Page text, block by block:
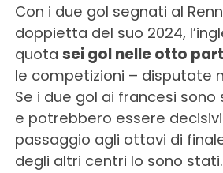
Con i due gol segnati al
doppietta del suo 2024,
quota sei gol nelle otto
le competizioni – disputate
Se i due gol ai francesi
e potrebbero essere
passaggio agli ottavi di
degli altri centri lo sono